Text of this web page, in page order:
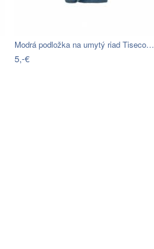
Modrá podložka na umytý riad Tiseco…
5,-€